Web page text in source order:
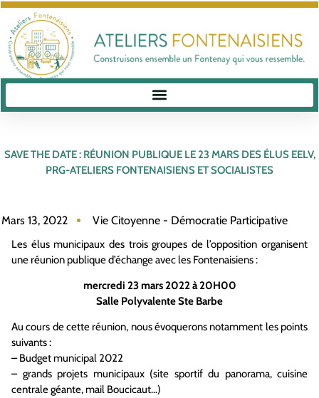
SAVE THE DATE : RÉUNION PUBLIQUE LE 23 MARS DES ÉLUS EELV,
PRG-ATELIERS FONTENAISIENS ET SOCIALISTES
Mars 13, 2022 Vie Citoyenne - Démocratie Participative
Les élus municipaux des trois groupes de l’opposition organisent
une réunion publique d’échange avec les Fontenaisiens :
mercredi 23 mars 2022 à 20H00
Salle Polyvalente Ste Barbe
Au cours de cette réunion, nous évoquerons notamment les points
suivants :
– Budget municipal 2022
– grands projets municipaux (site sportif du panorama, cuisine
centrale géante, mail Boucicaut…)